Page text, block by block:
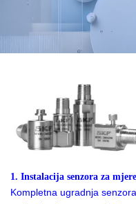
1. Instalacija senzora za
Kompletna ugradnja